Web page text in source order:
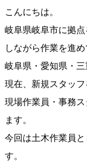
こんにちは。
岐阜県岐阜市に拠
しながら作業を進
岐阜県・愛知県・
現在、新規スタッ
現場作業員・事務
ます。
今回は土木作業員
す。